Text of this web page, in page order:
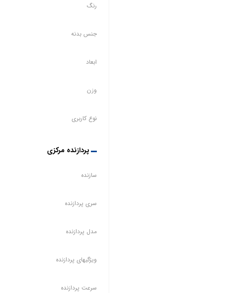
رنگ
جنس بدنه
ابعاد
وزن
نوع کاربری
پردازنده مرکزی
سازنده
سری پردازنده
مدل پردازنده
ویژگیهای پردازنده
سرعت پردازنده